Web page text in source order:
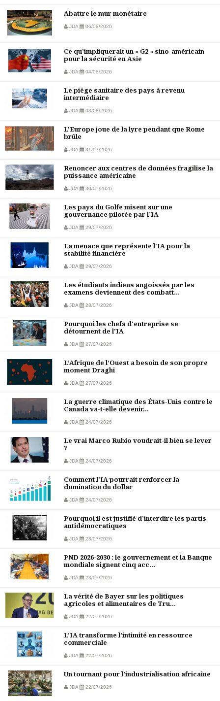
Abattre le mur monétaire
JDA 06/08/2026
Ce qu’impliquerait un « G2 » sino-américain
pour la sécurité en Asie
JDA 04/08/2026
Le piège sanitaire des pays à revenu
intermédiaire
JDA 03/08/2026
L'Europe joue de la lyre pendant que Rome
brûle
JDA 31/07/2026
Renoncer aux centres de données fragilise la
puissance américaine
JDA 30/07/2026
Les pays du Golfe misent sur une
gouvernance pilotée par l’IA
JDA 29/07/2026
La menace que représente l'IA pour la
stabilité financière
JDA 29/07/2026
Les étudiants indiens angoissés par les
examens deviennent des combatt...
JDA 28/07/2026
Pourquoi les chefs d'entreprise se
détournent de l'IA
JDA 27/07/2026
L’Afrique de l’Ouest a besoin de son propre
moment Draghi
JDA 27/07/2026
La guerre climatique des États-Unis contre le
Canada va-t-elle devenir...
JDA 24/07/2026
Le vrai Marco Rubio voudrait-il bien se lever
?
JDA 24/07/2026
Comment l'IA pourrait renforcer la
domination du dollar
JDA 24/07/2026
Pourquoi il est justifié d’interdire les partis
antidémocratiques
JDA 23/07/2026
PND 2026-2030 : le gouvernement et la Banque
mondiale signent cinq acc...
JDA 23/07/2026
La vérité de Bayer sur les politiques
agricoles et alimentaires de Tru...
JDA 22/07/2026
L’IA transforme l’intimité en ressource
commerciale
JDA 22/07/2026
Un tournant pour l’industrialisation africaine
JDA 22/07/2026